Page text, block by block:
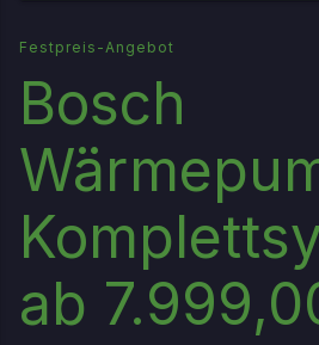
Festpreis-Angebot
Bosch
ab